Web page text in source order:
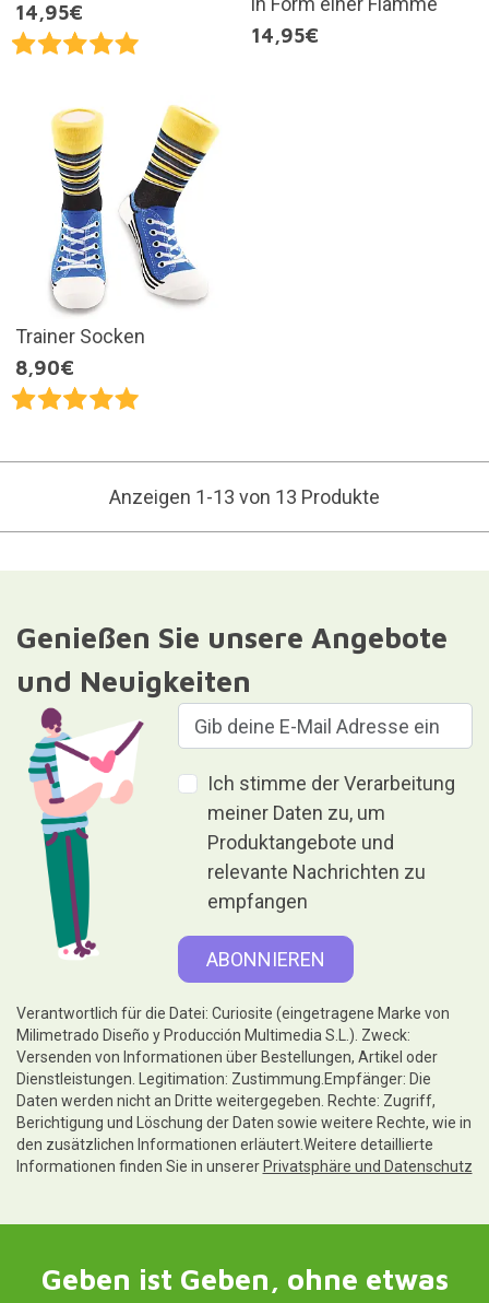
14,95€
14,95€
Trainer Socken
8,90€
Anzeigen 1-13 von 13 Produkte
Genießen Sie unsere Angebote
und Neuigkeiten
Ich stimme der Verarbeitung
meiner Daten zu, um
Produktangebote und
relevante Nachrichten zu
empfangen
Verantwortlich für die Datei: Curiosite (eingetragene Marke von
Milimetrado Diseño y Producción Multimedia S.L.). Zweck:
Versenden von Informationen über Bestellungen, Artikel oder
Dienstleistungen. Legitimation: Zustimmung.Empfänger: Die
Daten werden nicht an Dritte weitergegeben. Rechte: Zugriff,
Berichtigung und Löschung der Daten sowie weitere Rechte, wie in
den zusätzlichen Informationen erläutert.Weitere detaillierte
Informationen finden Sie in unsererPrivatsphäre und Datenschutz
Geben ist Geben, ohne etwas